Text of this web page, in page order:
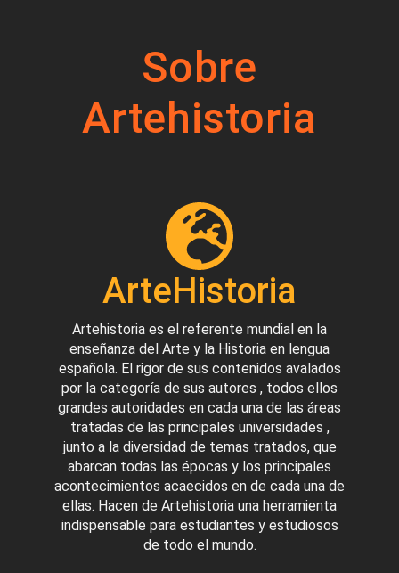
Sobre
Artehistoria
ArteHistoria
Artehistoria es el referente mundial en la
enseñanza del Arte y la Historia en lengua
española. El rigor de sus contenidos avalados
por la categoría de sus autores , todos ellos
grandes autoridades en cada una de las áreas
tratadas de las principales universidades ,
junto a la diversidad de temas tratados, que
abarcan todas las épocas y los principales
acontecimientos acaecidos en de cada una de
ellas. Hacen de Artehistoria una herramienta
indispensable para estudiantes y estudiosos
de todo el mundo.